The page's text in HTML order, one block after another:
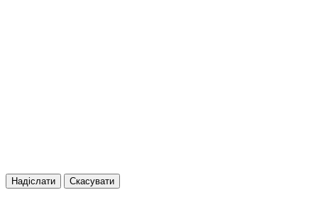
Надіслати Скасувати